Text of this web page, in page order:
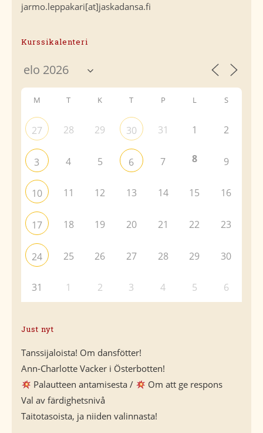
jarmo.leppakari[at]jaskadansa.fi
Kurssikalenteri
M T K T P L S
27 28 29 30 31 1 2
3 4 5 6 7 8 9
10 11 12 13 14 15 16
17 18 19 20 21 22 23
24 25 26 27 28 29 30
31 1 2 3 4 5 6
Just nyt
Tanssijaloista! Om dansfötter!
Ann-Charlotte Vacker i Österbotten!
Palautteen antamisesta /
Om att ge respons
Val av färdighetsnivå
Taitotasoista, ja niiden valinnasta!